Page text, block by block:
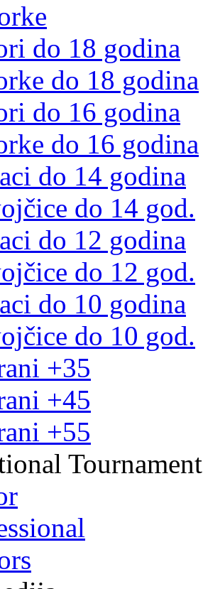
do 18 godina
do 18 godina
do 16 godina
do 16 godina
do 14 godina
do 14 god.
do 12 godina
do 12 god.
do 10 godina
do 10 god.
+35
+45
+55